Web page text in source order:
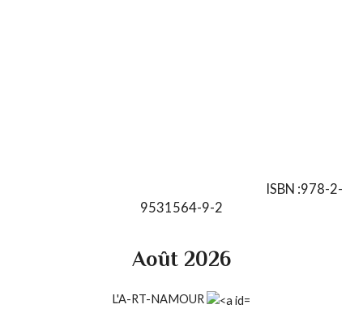
ISBN :978-2-
9531564-9-2
Août 2026
L'A-RT-NAMOUR